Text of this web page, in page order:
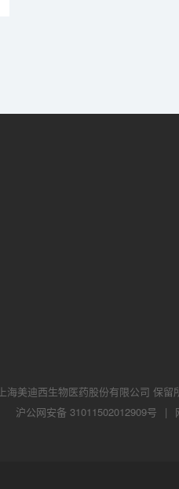
上海美迪西生物医药股份有限公司 保留
沪公网安备 31011502012909号
|